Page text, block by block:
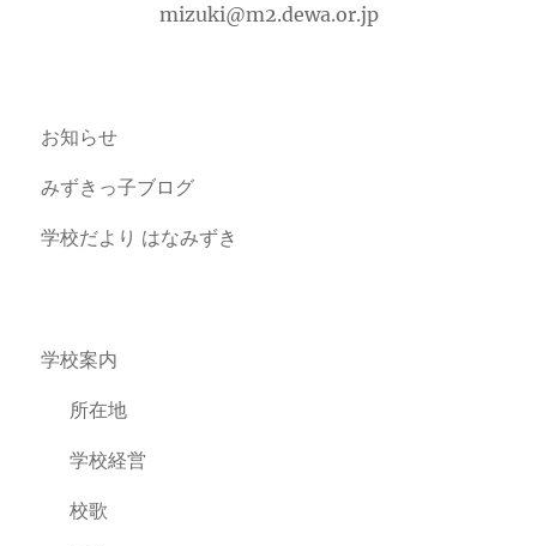
mizuki@m2.dewa.or.jp
お知らせ
みずきっ子ブログ
学校だより はなみずき
学校案内
所在地
学校経営
校歌